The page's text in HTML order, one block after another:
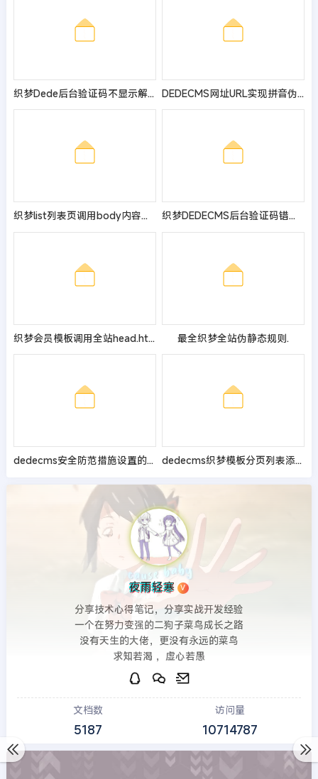
织梦Dede后台验证码不显示解决方法 DEDECMS网址URL实现拼音伪静态的修改方法
织梦list列表页调用body内容的教程 织梦DEDECMS后台验证码错误不能正常验证的3种可能原因和解决方法
织梦会员模板调用全站head.htm模板教程 最全织梦全站伪静态规则.
dedecms安全防范措施设置的集锦大全 dedecms织梦模板分页列表添加省略号的方法
夜雨轻寒 V
分享技术心得笔记，分享实战开发经验
一个在努力变强的二狗子菜鸟成长之路
没有天生的大佬，更没有永远的菜鸟
求知若渴 ，虚心若愚
文档数
5187
访问量
10714787